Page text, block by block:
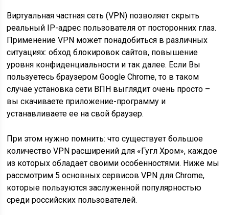
Виртуальная частная сеть (VPN) позволяет скрыть
реальный IP-адрес пользователя от посторонних глаз.
Применение VPN может понадобиться в различных
ситуациях: обход блокировок сайтов, повышение
уровня конфиденциальности и так далее. Если Вы
пользуетесь браузером Google Chrome, то в таком
случае установка сети ВПН выглядит очень просто –
вы скачиваете приложение-программу и
устанавливаете ее на свой браузер.
При этом нужно помнить: что существует большое
количество VPN расширений для «Гугл Хром», каждое
из которых обладает своими особенностями. Ниже мы
рассмотрим 5 основных сервисов VPN для Chrome,
которые пользуются заслуженной популярностью
среди российских пользователей.